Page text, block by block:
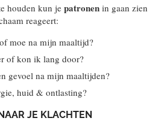
houden kun je patronen in gaan zien
reageert:
moe na mijn maaltijd?
of kon ik lang door?
gevoel na mijn maaltijden?
huid & ontlasting?
JE KLACHTEN